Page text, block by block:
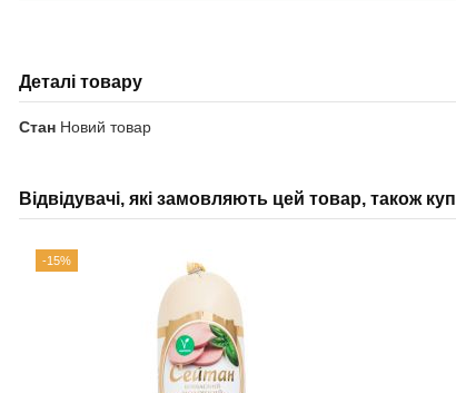
Деталі товару
Стан Новий товар
Відвідувачі, які замовляють цей товар, також
-15%